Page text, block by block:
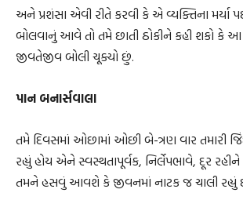
અને પ્રશંસા એવી રીતે કરવી કે એ વ્યક્તિના મર્યા
બોલવાનું આવે તો તમે છાતી ઠોકીને કહી શકો કે
જીવતેજીવ બોલી ચૂક્યો છું.
પાન બનાર્સવાલા
તમે દિવસમાં ઓછામાં ઓછી બે-ત્રણ વાર તમારી
રહ્યું હોય એને સ્વસ્થતાપૂર્વક, નિર્લેપભાવે, દૂર રહીને
તમને હસવું આવશે કે જીવનમાં નાટક જ ચાલી રહ્યું